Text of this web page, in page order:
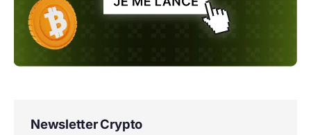
Newsletter Crypto